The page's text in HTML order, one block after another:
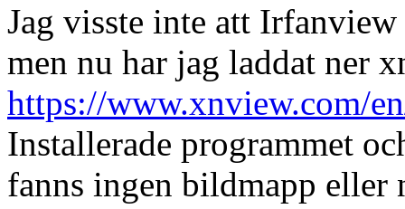
Jag visste inte att
men nu har jag laddat ner
https://www.xnview.com/
Installerade programmet
fanns ingen bildmapp eller